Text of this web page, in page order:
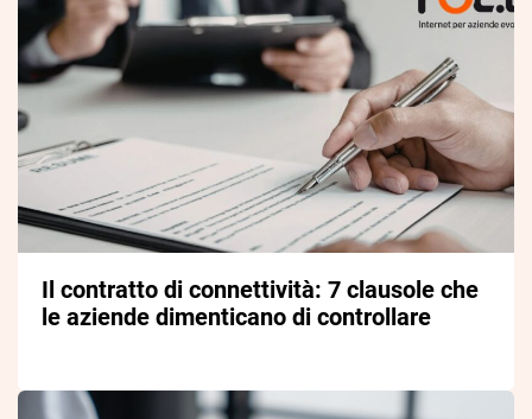
Il contratto di connettività: 7 clausole che
le aziende dimenticano di controllare